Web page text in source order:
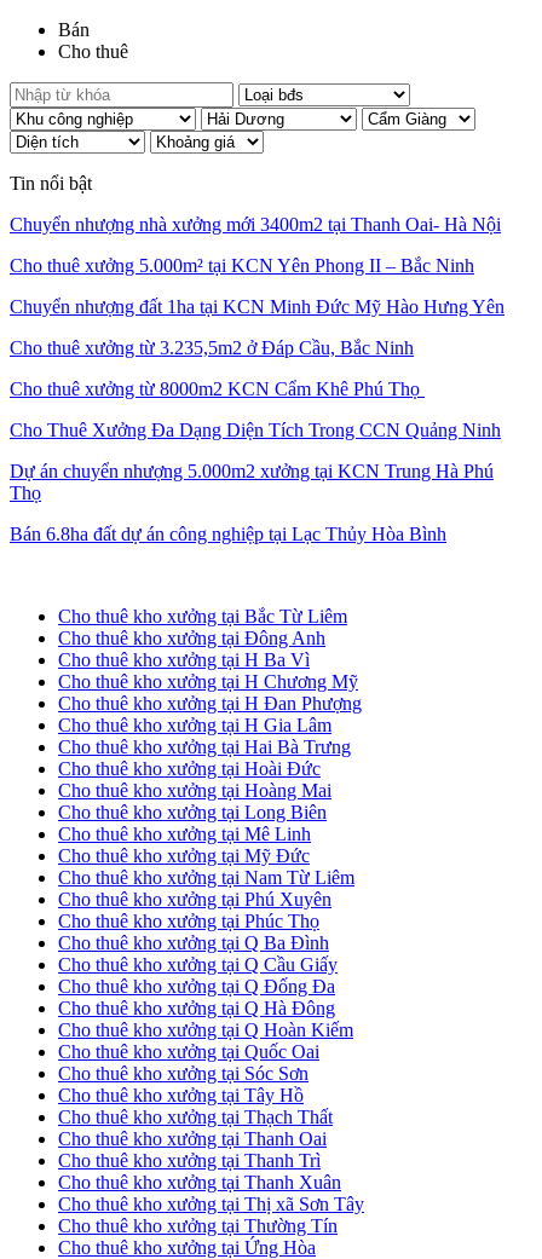
Bán
Cho thuê
Tin nổi bật
Chuyển nhượng nhà xưởng mới 3400m2 tại Thanh Oai- Hà Nội
Cho thuê xưởng 5.000m² tại KCN Yên Phong II – Bắc Ninh
Chuyển nhượng đất 1ha tại KCN Minh Đức Mỹ Hào Hưng Yên
Cho thuê xưởng từ 3.235,5m2 ở Đáp Cầu, Bắc Ninh
Cho thuê xưởng từ 8000m2 KCN Cẩm Khê Phú Thọ
Cho Thuê Xưởng Đa Dạng Diện Tích Trong CCN Quảng Ninh
Dự án chuyển nhượng 5.000m2 xưởng tại KCN Trung Hà Phú
Thọ
Bán 6.8ha đất dự án công nghiệp tại Lạc Thủy Hòa Bình
Cho thuê kho xưởng tại Bắc Từ Liêm
Cho thuê kho xưởng tại Đông Anh
Cho thuê kho xưởng tại H Ba Vì
Cho thuê kho xưởng tại H Chương Mỹ
Cho thuê kho xưởng tại H Đan Phượng
Cho thuê kho xưởng tại H Gia Lâm
Cho thuê kho xưởng tại Hai Bà Trưng
Cho thuê kho xưởng tại Hoài Đức
Cho thuê kho xưởng tại Hoàng Mai
Cho thuê kho xưởng tại Long Biên
Cho thuê kho xưởng tại Mê Linh
Cho thuê kho xưởng tại Mỹ Đức
Cho thuê kho xưởng tại Nam Từ Liêm
Cho thuê kho xưởng tại Phú Xuyên
Cho thuê kho xưởng tại Phúc Thọ
Cho thuê kho xưởng tại Q Ba Đình
Cho thuê kho xưởng tại Q Cầu Giấy
Cho thuê kho xưởng tại Q Đống Đa
Cho thuê kho xưởng tại Q Hà Đông
Cho thuê kho xưởng tại Q Hoàn Kiếm
Cho thuê kho xưởng tại Quốc Oai
Cho thuê kho xưởng tại Sóc Sơn
Cho thuê kho xưởng tại Tây Hồ
Cho thuê kho xưởng tại Thạch Thất
Cho thuê kho xưởng tại Thanh Oai
Cho thuê kho xưởng tại Thanh Trì
Cho thuê kho xưởng tại Thanh Xuân
Cho thuê kho xưởng tại Thị xã Sơn Tây
Cho thuê kho xưởng tại Thường Tín
Cho thuê kho xưởng tại Ứng Hòa